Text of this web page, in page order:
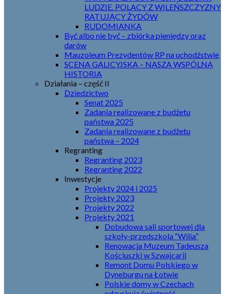
LUDZIE. POLACY Z WILEŃSZCZYZNY
RATUJĄCY ŻYDÓW
RUDOMIANKA
Być albo nie być – zbiórka pieniędzy oraz
darów
Mauzoleum Prezydentów RP na uchodźstwie
SCENA GALICYJSKA – NASZA WSPÓLNA
HISTORIA
Działania – część II
Dziedzictwo
Senat 2025
Zadania realizowane z budżetu
państwa 2025
Zadania realizowane z budżetu
państwa – 2024
Regranting
Regranting 2023
Regranting 2022
Inwestycje
Projekty 2024 i 2025
Projekty 2023
Projekty 2022
Projekty 2021
Dobudowa sali sportowej dla
szkoły-przedszkola “Wilia”
Renowacja Muzeum Tadeusza
Kościuszki w Szwajcarii
Remont Domu Polskiego w
Dyneburgu na Łotwie
Polskie domy w Czechach